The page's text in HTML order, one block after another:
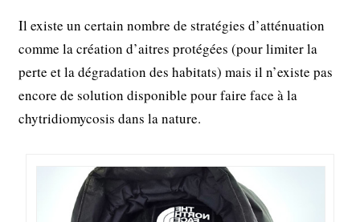
Il existe un certain nombre de stratégies d’atténuation
comme la création d’aitres protégées (pour limiter la
perte et la dégradation des habitats) mais il n’existe pas
encore de solution disponible pour faire face à la
chytridiomycosis dans la nature.